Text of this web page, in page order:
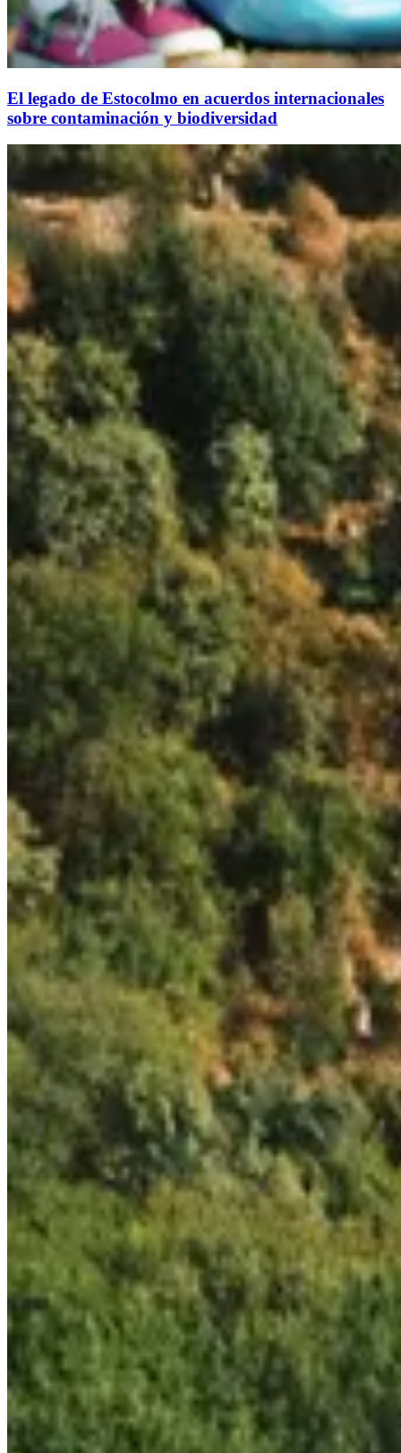
El legado de Estocolmo en acuerdos internacionales
sobre contaminación y biodiversidad